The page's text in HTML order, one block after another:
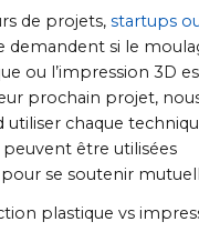
de projets, startups
demandent si le
ou l’impression 3D
prochain projet,
utiliser chaque
être utilisées
se soutenir
plastique vs